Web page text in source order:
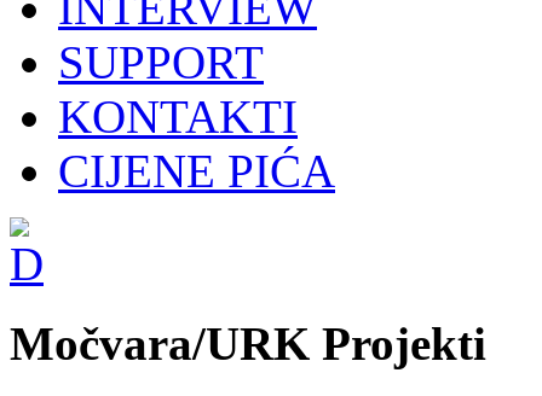
SUPPORT
KONTAKTI
CIJENE PIĆA
Močvara/URK Projekti